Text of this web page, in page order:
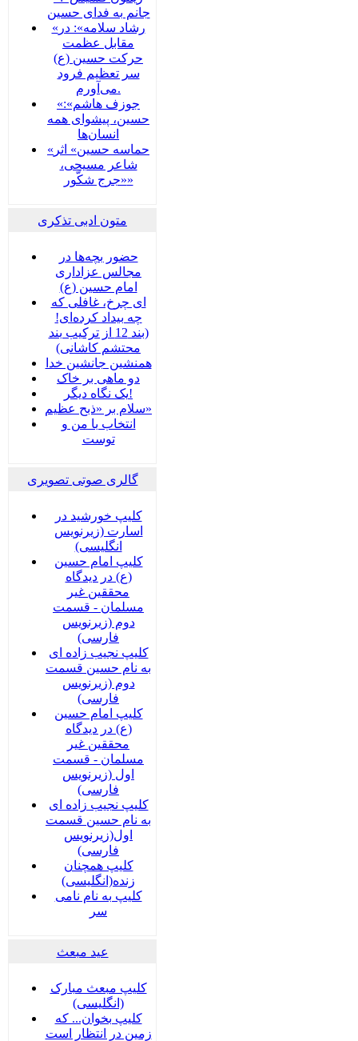
جانم به فدای حسین
«رشاد سلامه»: در
مقابل عظمت
حرکت حسین (ع)
سر تعظیم فرود
می‌آورم.
«جوزف هاشم»:
حسین، پیشوای همه
انسان‌ها
«حماسه حسین» اثر
شاعر مسیحی،
«جرج شکّور»
متون ادبی تذکری
حضور بچه‌‌‌ها در
مجالس عزاداری
امام حسین (ع)
ای چرخ، غافلی که
چه بیداد کرده‌ای!
(بند 12 از ترکیب بند
محتشم کاشانی)
همنشین جانشین خدا
دو ماهی بر خاک
یک نگاه دیگر!
سلام بر «ذبح عظیم»
انتخاب با من و
توست
گالری صوتی تصویری
کلیپ خورشید در
اسارت (زیرنویس
انگلیسی)
کلیپ امام حسین
(ع) در دیدگاه
محققین غیر
مسلمان - قسمت
دوم (زیرنویس
فارسی)
کلیپ نجیب زاده ای
به نام حسین قسمت
دوم (زیرنویس
فارسی)
کلیپ امام حسین
(ع) در دیدگاه
محققین غیر
مسلمان - قسمت
اول (زیرنویس
فارسی)
کلیپ نجیب زاده ای
به نام حسین قسمت
اول(زیرنویس
فارسی)
کلیپ همچنان
زنده(انگلیسی)
کلیپ به نام نامی
سر
عید مبعث
کلیپ مبعث مبارک
(انگلیسی)
کلیپ بخوان... که
زمین در انتظار است